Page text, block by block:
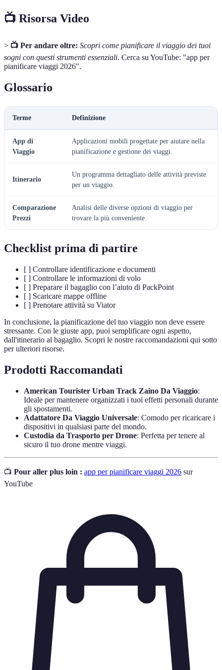
📺 Risorsa Video
> 📺 Per andare oltre: Scopri come pianificare il viaggio dei tuoi
sogni con questi strumenti essenziali. Cerca su YouTube: "app per
pianificare viaggi 2026".
Glossario
Terme Definizione
App di
Viaggio
Applicazioni mobili progettate per aiutare nella
pianificazione e gestione dei viaggi.
Itinerario
Un programma dettagliato delle attività previste
per un viaggio.
Comparazione
Prezzi
Analisi delle diverse opzioni di viaggio per
trovare la più conveniente.
Checklist prima di partire
[ ] Controllare identificazione e documenti
[ ] Controllare le informazioni di volo
[ ] Preparare il bagaglio con l’aiuto di PackPoint
[ ] Scaricare mappe offline
[ ] Prenotare attività su Viator
In conclusione, la pianificazione del tuo viaggio non deve essere
stressante. Con le giuste app, puoi semplificare ogni aspetto,
dall'itinerario al bagaglio. Scopri le nostre raccomandazioni qui sotto
per ulteriori risorse.
Prodotti Raccomandati
American Tourister Urban Track Zaino Da Viaggio:
Ideale per mantenere organizzati i tuoi effetti personali durante
gli spostamenti.
Adattatore Da Viaggio Universale: Comodo per ricaricare i
dispositivi in qualsiasi parte del mondo.
Custodia da Trasporto per Drone: Perfetta per tenere al
sicuro il tuo drone mentre viaggi.
📺 Pour aller plus loin : app per pianificare viaggi 2026 sur
YouTube